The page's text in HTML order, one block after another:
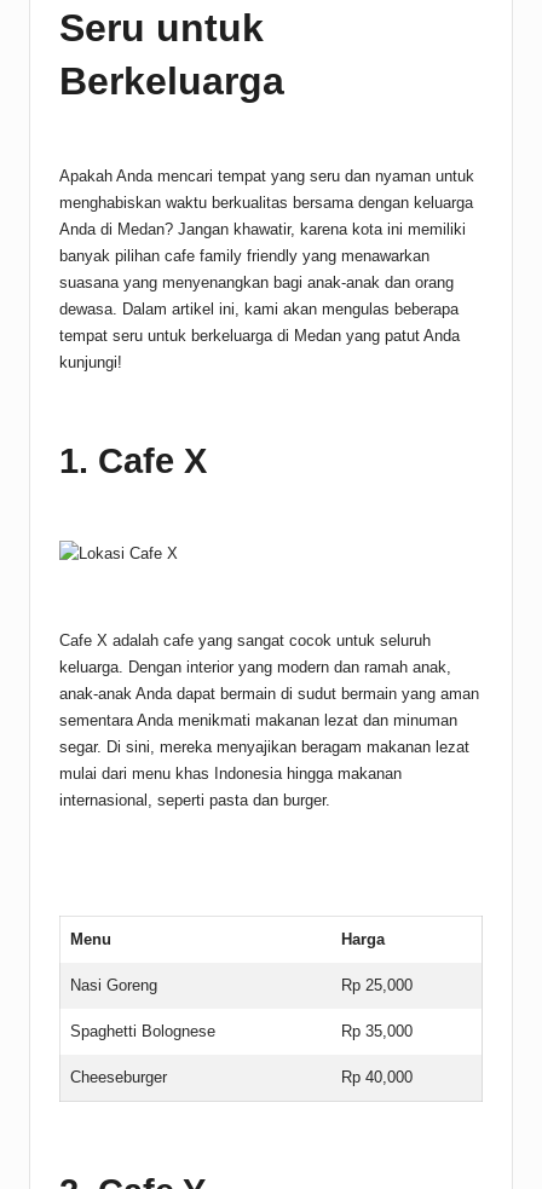
Seru untuk
Berkeluarga
Apakah Anda mencari tempat yang seru dan nyaman untuk
menghabiskan waktu berkualitas bersama dengan keluarga
Anda di Medan? Jangan khawatir, karena kota ini memiliki
banyak pilihan cafe family friendly yang menawarkan
suasana yang menyenangkan bagi anak-anak dan orang
dewasa. Dalam artikel ini, kami akan mengulas beberapa
tempat seru untuk berkeluarga di Medan yang patut Anda
kunjungi!
1. Cafe X
Cafe X adalah cafe yang sangat cocok untuk seluruh
keluarga. Dengan interior yang modern dan ramah anak,
anak-anak Anda dapat bermain di sudut bermain yang aman
sementara Anda menikmati makanan lezat dan minuman
segar. Di sini, mereka menyajikan beragam makanan lezat
mulai dari menu khas Indonesia hingga makanan
internasional, seperti pasta dan burger.
Menu Harga
Nasi Goreng Rp 25,000
Spaghetti Bolognese Rp 35,000
Cheeseburger Rp 40,000